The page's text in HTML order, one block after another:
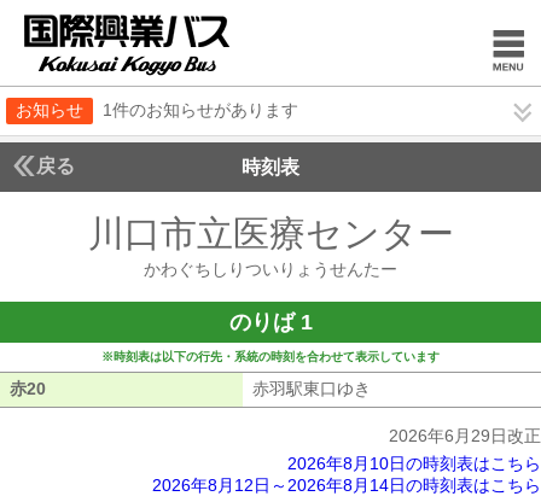
お知らせ 1件のお知らせがあります
戻る 時刻表
川口市立医療センター
かわぐちしりついりょうせんたー
のりば 1
※時刻表は以下の行先・系統の時刻を合わせて表示しています
赤20 赤羽駅東口ゆき
2026年6月29日改正
2026年8月10日の時刻表はこちら
2026年8月12日～2026年8月14日の時刻表はこちら